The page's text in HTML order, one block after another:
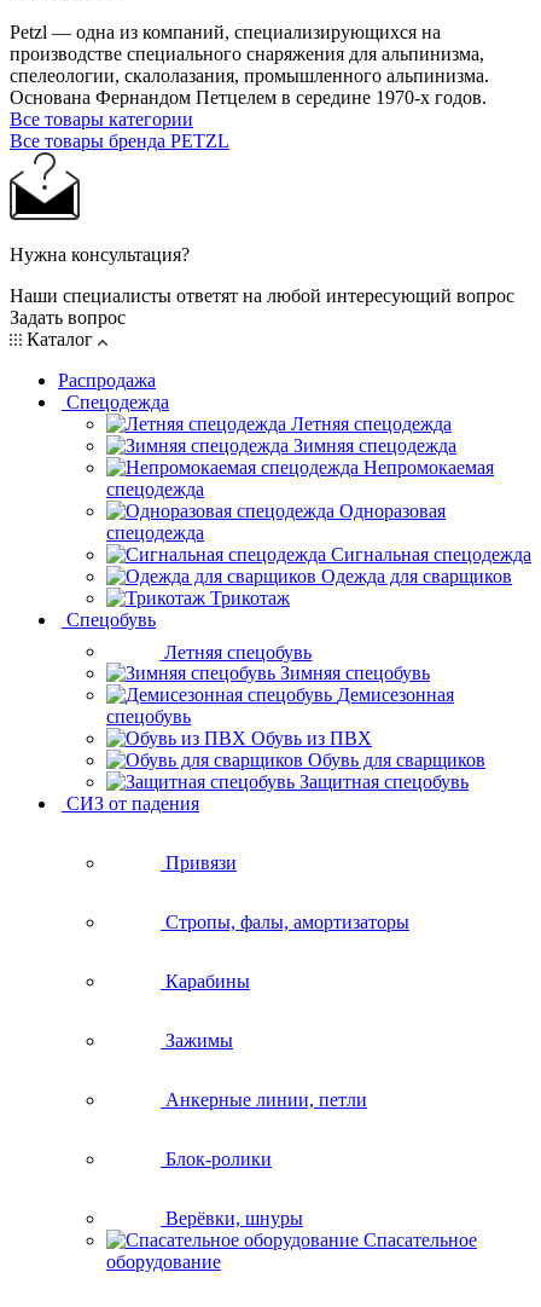
Petzl — одна из компаний, специализирующихся на
производстве специального снаряжения для альпинизма,
спелеологии, скалолазания, промышленного альпинизма.
Основана Фернандом Петцелем в середине 1970-х годов.
Все товары категории
Все товары бренда PETZL
Нужна консультация?
Наши специалисты ответят на любой интересующий вопрос
Задать вопрос
Каталог
Распродажа
Спецодежда
Летняя спецодежда
Зимняя спецодежда
Непромокаемая
спецодежда
Одноразовая
спецодежда
Сигнальная спецодежда
Одежда для сварщиков
Трикотаж
Спецобувь
Летняя спецобувь
Зимняя спецобувь
Демисезонная
спецобувь
Обувь из ПВХ
Обувь для сварщиков
Защитная спецобувь
СИЗ от падения
Привязи
Стропы, фалы, амортизаторы
Карабины
Зажимы
Анкерные линии, петли
Блок-ролики
Верёвки, шнуры
Спасательное
оборудование